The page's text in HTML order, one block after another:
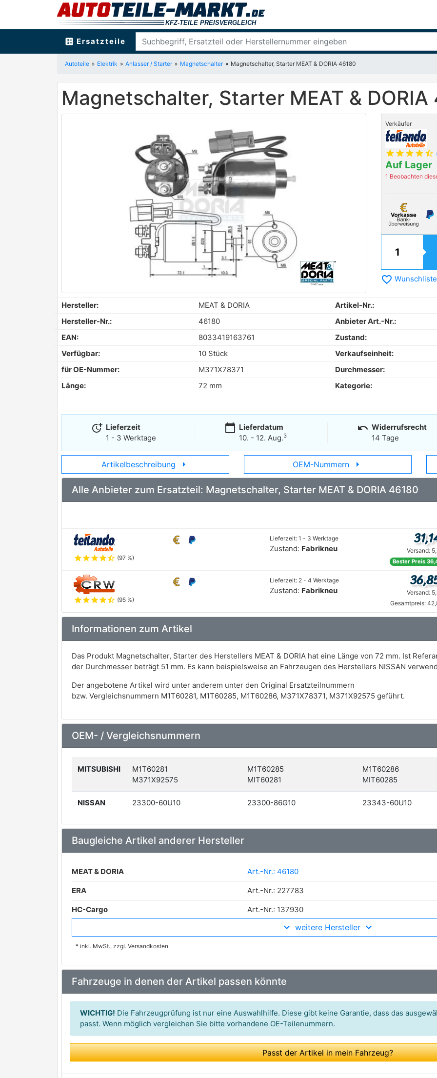
ballot Ersatzteile
Autoteile Elektrik Anlasser / Starter Magnetschalter Magnetschalter, Starter MEAT & DORIA 46180
Magnetschalter, Starter MEAT & DORIA
Verkäufer
star star star star star_half
Auf Lager
1 Beobachten
favorite_border Wunschliste
Hersteller: MEAT & DORIA Artikel-Nr.:
Hersteller-Nr.:
46180 Anbieter Art.-Nr.:
EAN:
8033419163761 Zustand:
Verfügbar:
10 Stück Verkaufseinheit:
für OE-Nummer:
M371X78371 Durchmesser:
Länge:
72 mm Kategorie:
more_time Lieferzeit
1 - 3 Werktage
calendar_today Lieferdatum
10. - 12. Aug.3
undo Widerrufsrecht
14 Tage
Artikelbeschreibung arrow_right OEM-Nummern arrow_right
Alle Anbieter zum Ersatzteil: Magnetschalter, Starter MEAT & DORIA 46180
starstarstarstarstar_half (97 %)
Lieferzeit: 1 - 3 Werktage
Zustand: Fabrikneu Versand:
Bester Preis
starstarstarstarstar_half (95 %)
Lieferzeit: 2 - 4 Werktage
Zustand: Fabrikneu Versand:
Gesamtpreis:
Informationen zum Artikel
Das Produkt Magnetschalter, Starter des Herstellers MEAT & DORIA hat eine Länge von 72 mm. Ist
der Durchmesser beträgt 51 mm. Es kann beispielsweise an Fahrzeugen des Herstellers NISSAN
Der angebotene Artikel wird unter anderem unter den Original Ersatzteilnummern
bzw. Vergleichsnummern M1T60281, M1T60285, M1T60286, M371X78371, M371X92575 geführt.
OEM- / Vergleichsnummern
MITSUBISHI M1T60281 M1T60285 M1T60286
M371X92575
MIT60281 MIT60285
NISSAN 23300-60U10 23300-86G10 23343-60U10
Baugleiche Artikel anderer Hersteller
MEAT & DORIA Art.-Nr.: 46180
ERA Art.-Nr.: 227783
HC-Cargo Art.-Nr.: 137930
Art.-Nr.: 46180
WE PARTS
ZM Art.-Nr.: 794
weitere Hersteller
* inkl. MwSt., zzgl. Versandkosten
Fahrzeuge in denen der Artikel passen könnte
WICHTIG! Die Fahrzeugprüfung ist nur eine Auswahlhilfe. Diese gibt keine Garantie, dass das
passt. Wenn möglich vergleichen Sie bitte vorhandene OE-Teilenummern.
Passt der Artikel in mein Fahrzeug?